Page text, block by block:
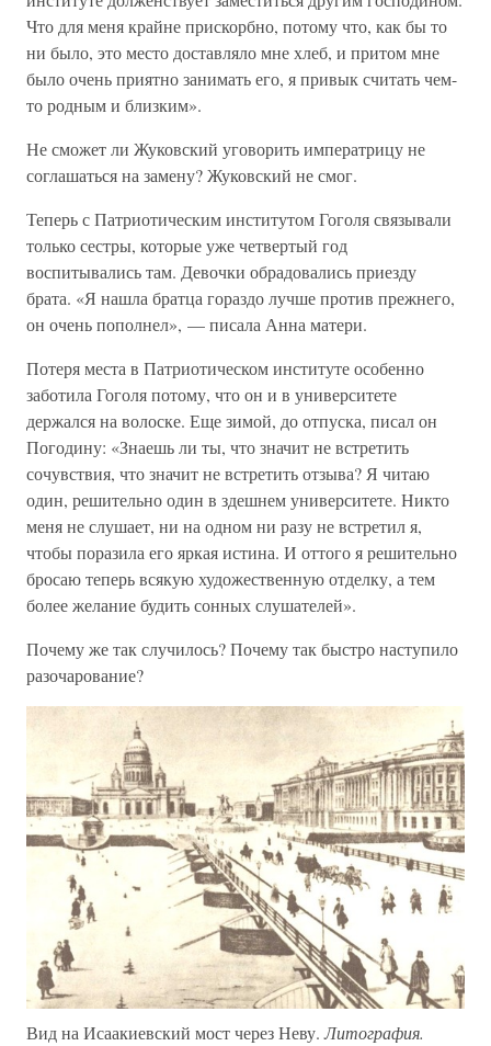
Что для меня крайне прискорбно, потому что, как бы то
ни было, это место доставляло мне хлеб, и притом мне
было очень приятно занимать его, я привык считать чем-
то родным и близким».
Не сможет ли Жуковский уговорить императрицу не
соглашаться на замену? Жуковский не смог.
Теперь с Патриотическим институтом Гоголя связывали
только сестры, которые уже четвертый год
воспитывались там. Девочки обрадовались приезду
брата. «Я нашла братца гораздо лучше против прежнего,
он очень пополнел», — писала Анна матери.
Потеря места в Патриотическом институте особенно
заботила Гоголя потому, что он и в университете
держался на волоске. Еще зимой, до отпуска, писал он
Погодину: «Знаешь ли ты, что значит не встретить
сочувствия, что значит не встретить отзыва? Я читаю
один, решительно один в здешнем университете. Никто
меня не слушает, ни на одном ни разу не встретил я,
чтобы поразила его яркая истина. И оттого я решительно
бросаю теперь всякую художественную отделку, а тем
более желание будить сонных слушателей».
Почему же так случилось? Почему так быстро наступило
разочарование?
Вид на Исаакиевский мост через Неву.Литография.